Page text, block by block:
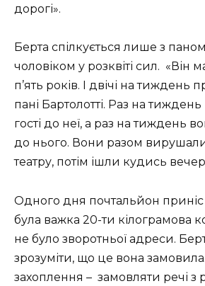
дорогі».
Берта спілкується лише з
чоловіком у розквіті сил. «Він
п’‎ять років. І двічі на тиждень
пані Бартолотті. Раз на
гості до неї, а раз на тиждень
до нього. Вони разом
театру, потім ішли кудись
Одного дня почтальйон приніс
була важка 20-ти кілограмова
не було зворотньої адреси.
зрозуміти, що це вона
захоплення – замовляти речі з